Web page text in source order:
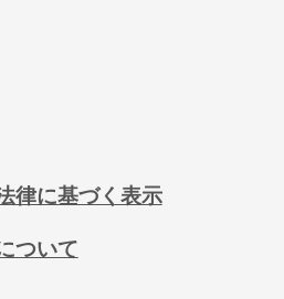
律に基づく表示
ついて